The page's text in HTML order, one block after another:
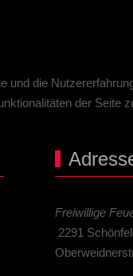
Freiwillige
2291
und die
der Seite